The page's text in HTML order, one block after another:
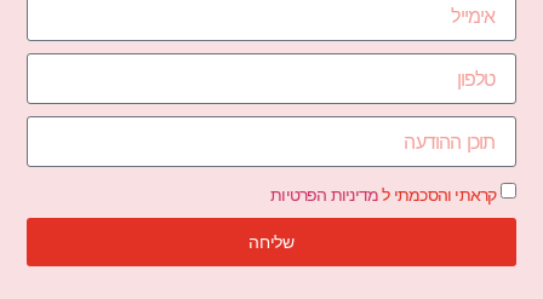
קראתי והסכמתי למדיניות הפרטיות
שליחה